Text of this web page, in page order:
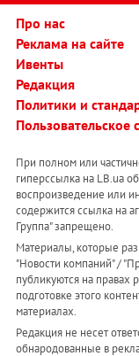
Про нас
Реклама на сайте
Ивенты
Редакция
Политики и
Пользовательское
При полном или
гиперссылка на LB.ua
воспроизведение или
содержится ссылка на
Группа" запрещено.
Материалы, которые
"Новости компаний" /
публикуются на правах
подготовке этого
материалах.
Редакция не несет
обнародованные в